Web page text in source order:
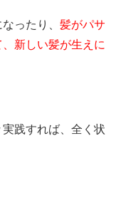
ったり、 髪がパサ
新しい髪が生えに
践すれば、全く状